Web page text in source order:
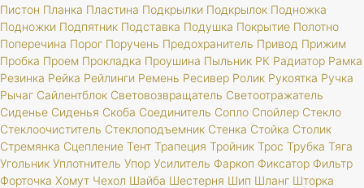
Пистон Планка Пластина Подкрылки Подкрылок Подножка
Подножки Подпятник Подставка Подушка Покрытие Полотно
Поперечина Порог Поручень Предохранитель Привод Прижим
Пробка Проем Прокладка Проушина Пыльник РК Радиатор Рамка
Резинка Рейка Рейлинги Ремень Ресивер Ролик Рукоятка Ручка
Рычаг Сайлентблок Световозвращатель Светоотражатель
Сиденье Сиденья Скоба Соединитель Сопло Спойлер Стекло
Стеклоочиститель Стеклоподъемник Стенка Стойка Столик
Стремянка Сцепление Тент Трапеция Тройник Трос Трубка Тяга
Угольник Уплотнитель Упор Усилитель Фаркоп Фиксатор Фильтр
Форточка Хомут Чехол Шайба Шестерня Шип Шланг Шторка